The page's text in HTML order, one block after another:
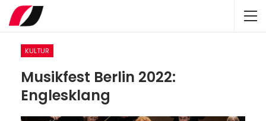
KULTUR
Musikfest Berlin 2022:
Englesklang